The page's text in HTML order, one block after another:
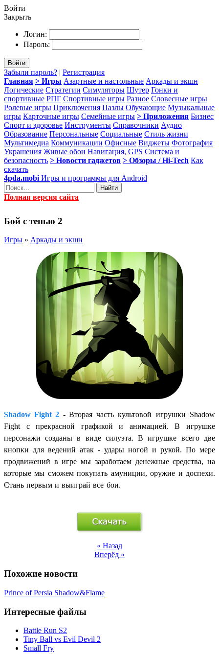
Войти
Закрыть
Логин:
Пароль:
Войти
Забыли пароль? | Регистрация
Главная > Игры Азартные и настольные Аркады и экшн
Логические Стратегии Симуляторы Шутер Гонки и
спортивные РПГ Спортивные игры Разное Словесные игры
Ролевые игры Приключения Пазлы Обучающие Музыкальные
игры Карточные игры Семейные игры > Приложения Бизнес
Спорт и здоровье Инструменты Справочники Аудио
Образование Персональные Социальные Стиль жизни
Мультимедиа Коммуникации Офисные Виджеты Фотография
Украшения Живые обои Навигация, GPS Система и
безопасность > Новости гаджетов > Обзоры / Hi-Tech Как
скачать
4pda.mobi Игры и программы для Android
Найти
Полная версия сайта
Бой с тенью 2
Игры » Аркады и экшн
Shadow Fight 2 - Вторая часть культовой игрушки Shadow
Fight с прекрасной графикой и анимацией. В игрушке
персонажи созданы в виде силуэта. В игрушке всего две
кнопки для ведений атак - удары ногой и рукой. По мере
продвижений в игре мы заработаемденежныесредства, на
которые мы сможем покупать амуниции, оружие и доспехи.
Стань первым и выиграй все бои.
« Назад
Вперёд »
Похожие новости
Prince of Persia Shadow&Flame
Интересные файлы
Battle Run S2
Tiny Ball vs Evil Devil 2
Small Fry